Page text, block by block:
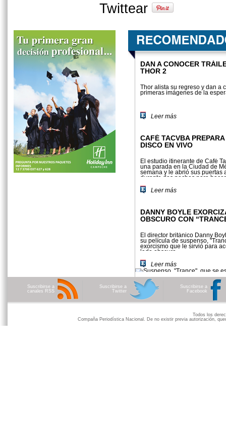
Twittear
DAN A CONOCER
THOR 2
Thor alista su regreso y dan a
primeras imágenes de la
Leer más
CAFÉ TACVBA
DISCO EN VIVO
El estudio itinerante de Café
una parada en la Ciudad de
semana y le abrió sus puertas
durante dos noches para
Leer más
DANNY BOYLE
OBSCURO CON
El director británico Danny
su película de suspenso,
exorcismo que le sirvió para
lado obscuro
Leer más
Suscribirse a
canales RSS
Suscribirse a
Twitter
Suscribirse a
Facebook
Todos los
Compaña Periodística Nacional. De no existir previa autorización,